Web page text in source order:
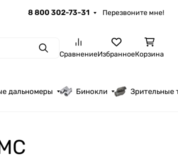
8 800 302-73-31 Перезвоните мне!
ПоискСравнениеИзбранноеКорзина
дальномеры Бинокли Зрительные